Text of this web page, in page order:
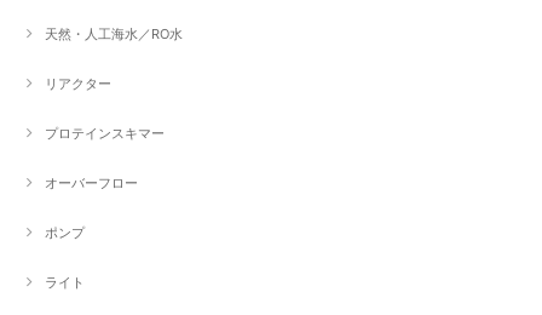
天然・人工海水／RO水
リアクター
プロテインスキマー
オーバーフロー
ポンプ
ライト